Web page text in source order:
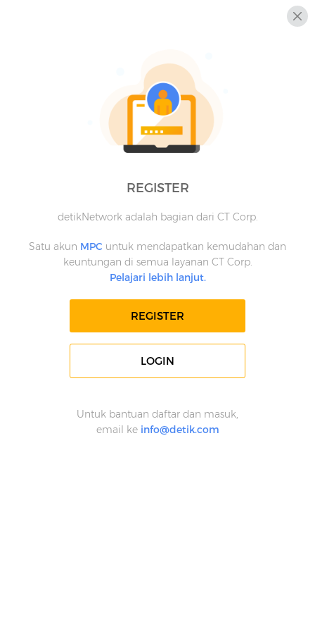
REGISTER
detikNetwork adalah bagian dari CT Corp.
Satu akun MPC untuk mendapatkan kemudahan dan
keuntungan di semua layanan CT Corp.
Pelajari lebih lanjut.
REGISTER
LOGIN
Untuk bantuan daftar dan masuk,
email ke info@detik.com